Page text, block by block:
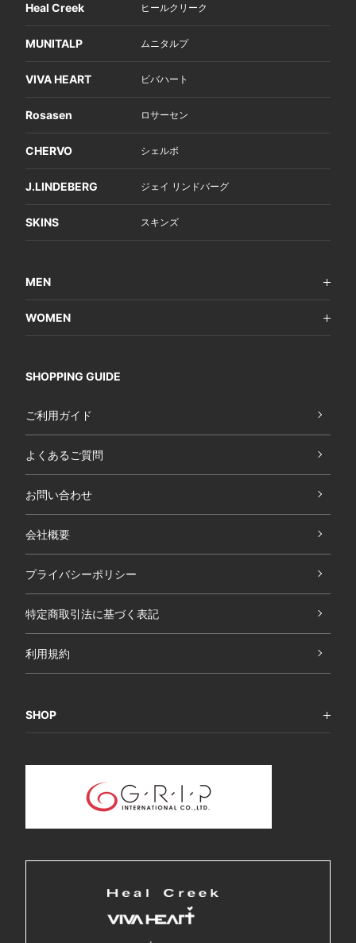
Heal Creek ヒールクリーク
MUNITALP ムニタルプ
VIVA HEART ビバハート
Rosasen ロサーセン
CHERVO シェルボ
J.LINDEBERG ジェイ リンドバーグ
SKINS スキンズ
MEN
WOMEN
SHOPPING GUIDE
ご利用ガイド
よくあるご質問
お問い合わせ
会社概要
プライバシーポリシー
特定商取引法に基づく表記
利用規約
SHOP